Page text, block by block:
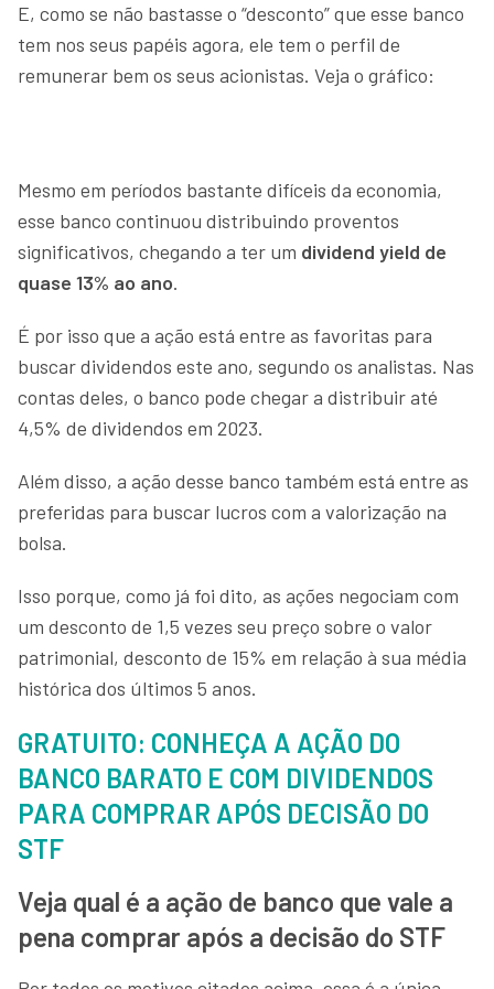
E, como se não bastasse o “desconto” que esse banco
tem nos seus papéis agora, ele tem o perfil de
remunerar bem os seus acionistas. Veja o gráfico:
Mesmo em períodos bastante difíceis da economia,
esse banco continuou distribuindo proventos
significativos, chegando a ter um dividend yield de
quase 13% ao ano.
É por isso que a ação está entre as favoritas para
buscar dividendos este ano, segundo os analistas. Nas
contas deles, o banco pode chegar a distribuir até
4,5% de dividendos em 2023.
Além disso, a ação desse banco também está entre as
preferidas para buscar lucros com a valorização na
bolsa.
Isso porque, como já foi dito, as ações negociam com
um desconto de 1,5 vezes seu preço sobre o valor
patrimonial, desconto de 15% em relação à sua média
histórica dos últimos 5 anos.
GRATUITO: CONHEÇA A AÇÃO DO
BANCO BARATO E COM DIVIDENDOS
PARA COMPRAR APÓS DECISÃO DO
STF
Veja qual é a ação de banco que vale a
pena comprar após a decisão do STF